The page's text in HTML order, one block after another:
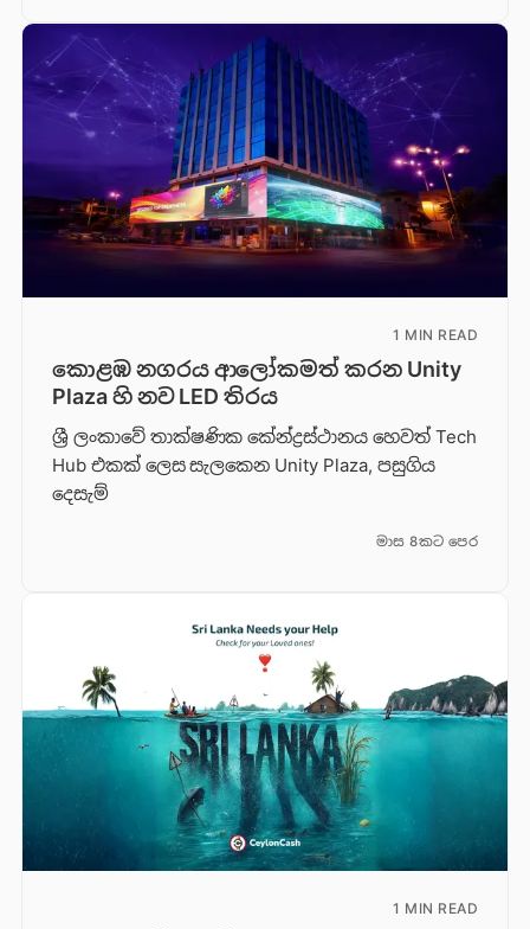
1 MIN READ
කොළඹ නගරය ආලෝකමත් කරන Unity
Plaza හි නව LED තිරය
ශ්‍රී ලංකාවේ තාක්ෂණික කේන්ද්‍රස්ථානය හෙවත් Tech
Hub එකක් ලෙස සැලකෙන Unity Plaza, පසුගිය
දෙසැම්
මාස 8කට පෙර
1 MIN READ